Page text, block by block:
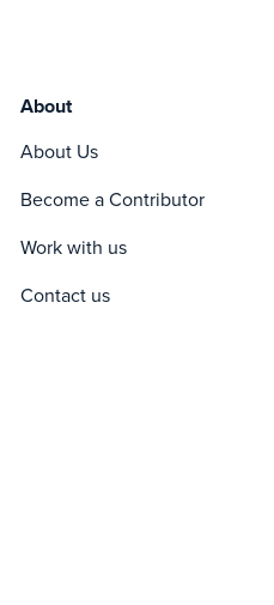
About
About Us
Become a Contributor
Work with us
Contact us